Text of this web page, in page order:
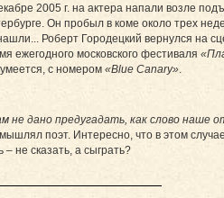
2005 г. на актера напали возле
Он пробыл в коме около трех
Роберт Городецкий вернулся на
ежегодного московского фестиваля
с номером «Blue Canary»
не дано предугадать, как слово наше
поэт. Интересно, что в этом
– не сказать, а сыграть?